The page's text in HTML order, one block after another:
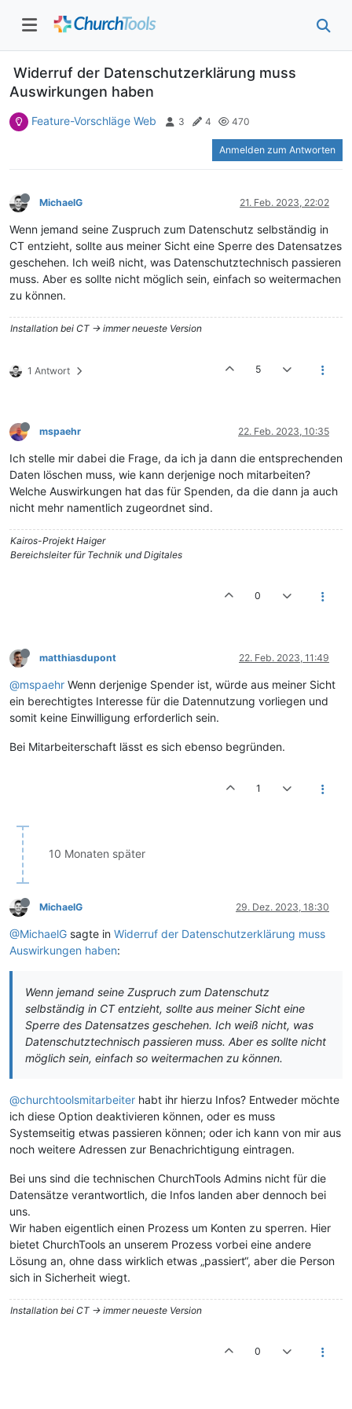
Widerruf der Datenschutzerklärung muss
Auswirkungen haben
Feature-Vorschläge Web 3 4 470
Anmelden zum Antworten
MichaelG 21. Feb. 2023, 22:02
Wenn jemand seine Zuspruch zum Datenschutz selbständig in
CT entzieht, sollte aus meiner Sicht eine Sperre des Datensatzes
geschehen. Ich weiß nicht, was Datenschutztechnisch passieren
muss. Aber es sollte nicht möglich sein, einfach so weitermachen
zu können.
Installation bei CT -> immer neueste Version
1 Antwort 5
mspaehr 22. Feb. 2023, 10:35
Ich stelle mir dabei die Frage, da ich ja dann die entsprechenden
Daten löschen muss, wie kann derjenige noch mitarbeiten?
Welche Auswirkungen hat das für Spenden, da die dann ja auch
nicht mehr namentlich zugeordnet sind.
Kairos-Projekt Haiger
Bereichsleiter für Technik und Digitales
0
matthiasdupont 22. Feb. 2023, 11:49
@mspaehr Wenn derjenige Spender ist, würde aus meiner Sicht
ein berechtigtes Interesse für die Datennutzung vorliegen und
somit keine Einwilligung erforderlich sein.
Bei Mitarbeiterschaft lässt es sich ebenso begründen.
1
10 Monaten später
MichaelG 29. Dez. 2023, 18:30
@MichaelG sagte in Widerruf der Datenschutzerklärung muss
Auswirkungen haben:
Wenn jemand seine Zuspruch zum Datenschutz
selbständig in CT entzieht, sollte aus meiner Sicht eine
Sperre des Datensatzes geschehen. Ich weiß nicht, was
Datenschutztechnisch passieren muss. Aber es sollte nicht
möglich sein, einfach so weitermachen zu können.
@churchtoolsmitarbeiter habt ihr hierzu Infos? Entweder möchte
ich diese Option deaktivieren können, oder es muss
Systemseitig etwas passieren können; oder ich kann von mir aus
noch weitere Adressen zur Benachrichtigung eintragen.
Bei uns sind die technischen ChurchTools Admins nicht für die
Datensätze verantwortlich, die Infos landen aber dennoch bei
uns.
Wir haben eigentlich einen Prozess um Konten zu sperren. Hier
bietet ChurchTools an unserem Prozess vorbei eine andere
Lösung an, ohne dass wirklich etwas „passiert“, aber die Person
sich in Sicherheit wiegt.
Installation bei CT -> immer neueste Version
0